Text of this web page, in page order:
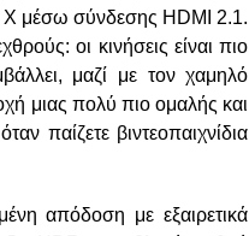
μέσω σύνδεσης HDMI 2.1.
οι κινήσεις είναι πιο
μαζί με τον χαμηλό
μιας πολύ πιο ομαλής και
παίζετε βιντεοπαιχνίδια
απόδοση με εξαιρετικά